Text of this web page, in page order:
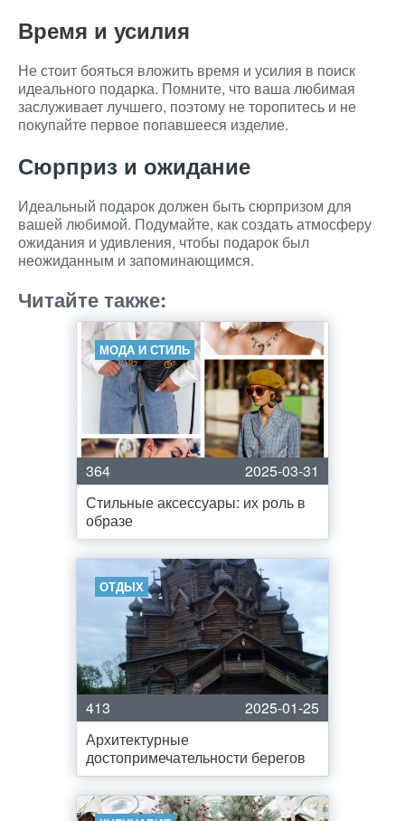
Время и усилия
Не стоит бояться вложить время и усилия в поиск
идеального подарка. Помните, что ваша любимая
заслуживает лучшего, поэтому не торопитесь и не
покупайте первое попавшееся изделие.
Сюрприз и ожидание
Идеальный подарок должен быть сюрпризом для
вашей любимой. Подумайте, как создать атмосферу
ожидания и удивления, чтобы подарок был
неожиданным и запоминающимся.
Читайте также:
МОДА И СТИЛЬ
364
2025-03-31
Стильные аксессуары: их роль в
образе
ОТДЫХ
413
2025-01-25
Архитектурные
достопримечательности берегов